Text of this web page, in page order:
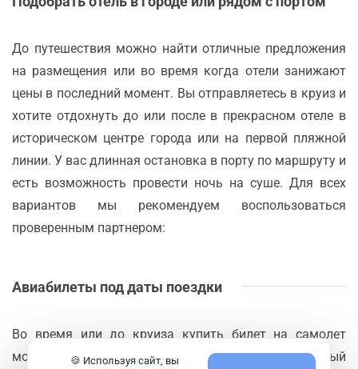
До путешествия можно найти отличные предложения
на размещения или во время когда отели занижают
цены в последний момент. Вы отправляетесь в круиз и
хотите отдохнуть до или после в прекрасном отеле в
историческом центре города или на первой пляжной
линии. У вас длинная остановка в порту по маршруту и
есть возможность провести ночь на суше. Для всех
вариантов мы рекомендуем воспользоваться
проверенным партнером:
Авиабилеты под даты поездки
Во время или до круиза купить билет на самолет
может стать актуальной необходимостью. Самый
🍪 Используя сайт, вы